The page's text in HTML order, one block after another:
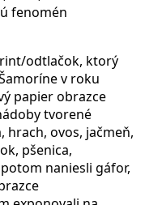
fenomén
odtlačok, ktorý
v roku
papier obrazce
tvorené
hrach, ovos, jačmeň,
pšenica,
naniesli gáfor,